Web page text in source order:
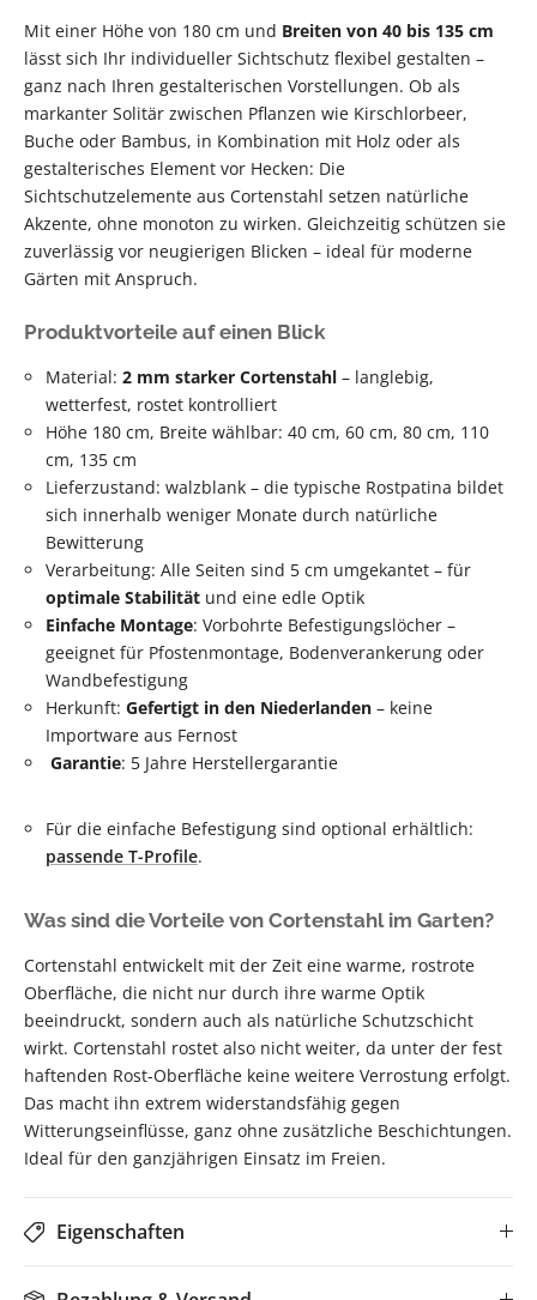
Mit einer Höhe von 180 cm und Breiten von 40 bis 135 cm
lässt sich Ihr individueller Sichtschutz flexibel gestalten –
ganz nach Ihren gestalterischen Vorstellungen. Ob als
markanter Solitär zwischen Pflanzen wie Kirschlorbeer,
Buche oder Bambus, in Kombination mit Holz oder als
gestalterisches Element vor Hecken: Die
Sichtschutzelemente aus Cortenstahl setzen natürliche
Akzente, ohne monoton zu wirken. Gleichzeitig schützen sie
zuverlässig vor neugierigen Blicken – ideal für moderne
Gärten mit Anspruch.
Produktvorteile auf einen Blick
Material: 2 mm starker Cortenstahl – langlebig,
wetterfest, rostet kontrolliert
Höhe 180 cm, Breite wählbar: 40 cm, 60 cm, 80 cm, 110
cm, 135 cm
Lieferzustand: walzblank – die typische Rostpatina bildet
sich innerhalb weniger Monate durch natürliche
Bewitterung
Verarbeitung: Alle Seiten sind 5 cm umgekantet – für
optimale Stabilität und eine edle Optik
Einfache Montage: Vorbohrte Befestigungslöcher –
geeignet für Pfostenmontage, Bodenverankerung oder
Wandbefestigung
Herkunft: Gefertigt in den Niederlanden – keine
Importware aus Fernost
Garantie: 5 Jahre Herstellergarantie
Für die einfache Befestigung sind optional erhältlich:
passende T-Profile.
Was sind die Vorteile von Cortenstahl im Garten?
Cortenstahl entwickelt mit der Zeit eine warme, rostrote
Oberfläche, die nicht nur durch ihre warme Optik
beeindruckt, sondern auch als natürliche Schutzschicht
wirkt. Cortenstahl rostet also nicht weiter, da unter der fest
haftenden Rost-Oberfläche keine weitere Verrostung erfolgt.
Das macht ihn extrem widerstandsfähig gegen
Witterungseinflüsse, ganz ohne zusätzliche Beschichtungen.
Ideal für den ganzjährigen Einsatz im Freien.
Eigenschaften